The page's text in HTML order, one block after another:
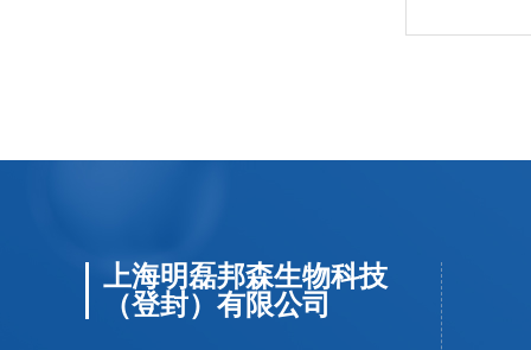
上海明磊邦森生物科技
（登封）有限公司